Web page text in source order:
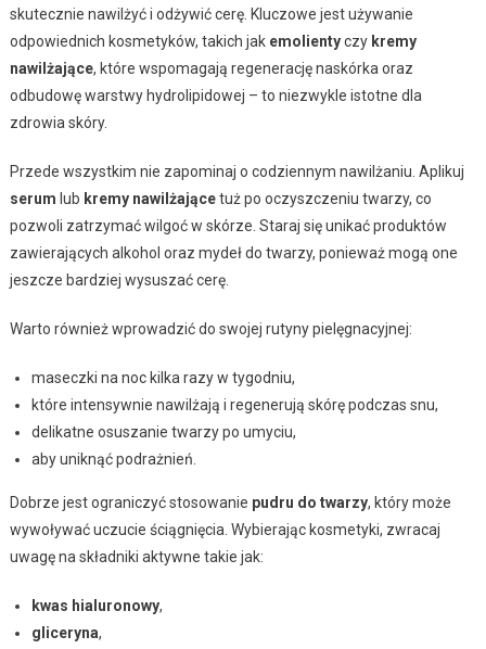
skutecznie nawilżyć i odżywić cerę. Kluczowe jest używanie
odpowiednich kosmetyków, takich jak emolientyczy kremy
nawilżające, które wspomagają regenerację naskórka oraz
odbudowę warstwy hydrolipidowej – to niezwykle istotne dla
zdrowia skóry.
Przede wszystkim nie zapominaj o codziennym nawilżaniu. Aplikuj
serum lub kremy nawilżającetuż po oczyszczeniu twarzy, co
pozwoli zatrzymać wilgoć w skórze. Staraj się unikać produktów
zawierających alkohol oraz mydeł do twarzy, ponieważ mogą one
jeszcze bardziej wysuszać cerę.
Warto również wprowadzić do swojej rutyny pielęgnacyjnej:
maseczki na noc kilka razy w tygodniu,
które intensywnie nawilżają i regenerują skórę podczas snu,
delikatne osuszanie twarzy po umyciu,
aby uniknąć podrażnień.
Dobrze jest ograniczyć stosowanie pudru do twarzy, który może
wywoływać uczucie ściągnięcia. Wybierając kosmetyki, zwracaj
uwagę na składniki aktywne takie jak:
kwas hialuronowy,
gliceryna,